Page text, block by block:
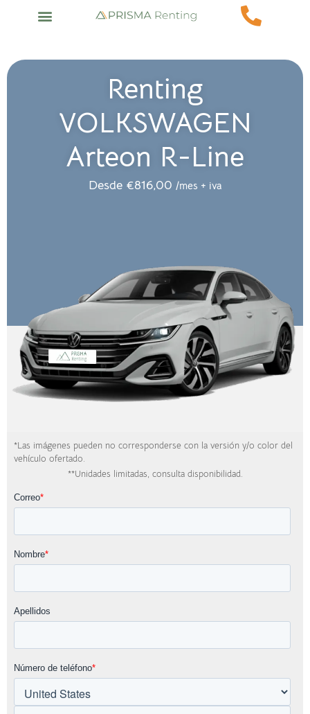
Renting
VOLKSWAGEN
Arteon R-Line
Desde €816,00 /mes + iva
*Las imágenes pueden no corresponderse con la versión y/o color del
vehículo ofertado.
**Unidades limitadas, consulta disponibilidad.